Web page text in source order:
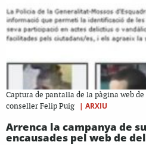
Captura de pantalla de la pàgina web
conseller Felip Puig
| ARXIU
Arrenca la campanya de
encausades pel web de